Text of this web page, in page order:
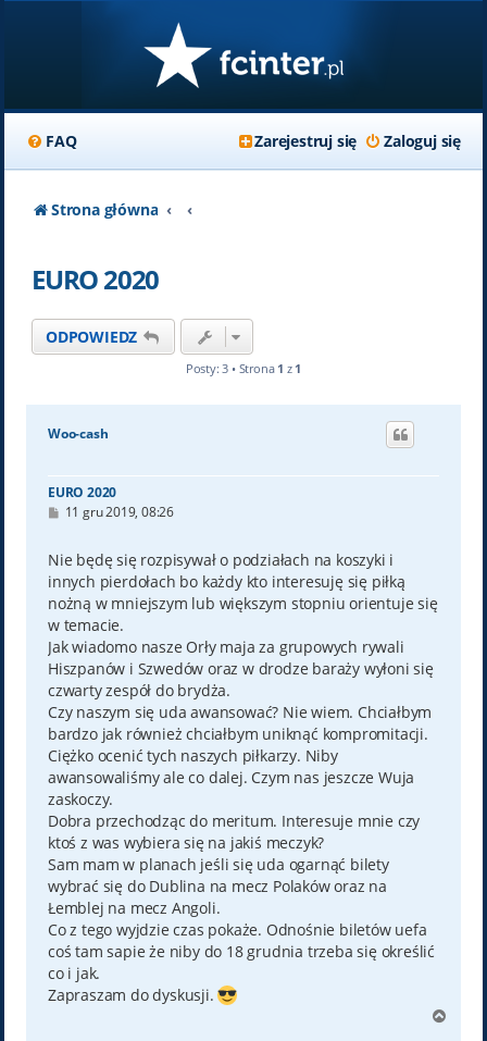
FAQ Zaloguj się
Zarejestruj się
Strona główna
EURO 2020
ODPOWIEDZ
Posty: 3 • Strona 1 z 1
Woo-cash
EURO 2020
P
t
11 gru 2019, 08:26
Nie będę się rozpisywał o podziałach na koszyki i
innych pierdołach bo każdy kto interesuję się piłką
nożną w mniejszym lub większym stopniu orientuje się
w temacie.
Jak wiadomo nasze Orły maja za grupowych rywali
Hiszpanów i Szwedów oraz w drodze baraży wyłoni się
czwarty zespół do brydża.
Czy naszym się uda awansować? Nie wiem. Chciałbym
bardzo jak również chciałbym uniknąć kompromitacji.
Ciężko ocenić tych naszych piłkarzy. Niby
awansowaliśmy ale co dalej. Czym nas jeszcze Wuja
zaskoczy.
Dobra przechodząc do meritum. Interesuje mnie czy
ktoś z was wybiera się na jakiś meczyk?
Sam mam w planach jeśli się uda ogarnąć bilety
wybrać się do Dublina na mecz Polaków oraz na
Łemblej na mecz Angoli.
Co z tego wyjdzie czas pokaże. Odnośnie biletów uefa
coś tam sapie że niby do 18 grudnia trzeba się określić
co i jak.
Zapraszam do dyskusji.